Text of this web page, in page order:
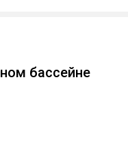
бассейне